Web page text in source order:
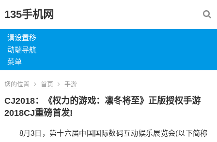
135手机网
请设置移
动端导航
菜单
您的位置 首页 手游
CJ2018：《权力的游戏：凛冬将至》正版授权手游
2018CJ重磅首发!
8月3日，第十六届中国国际数码互动娱乐展览会(以下简称